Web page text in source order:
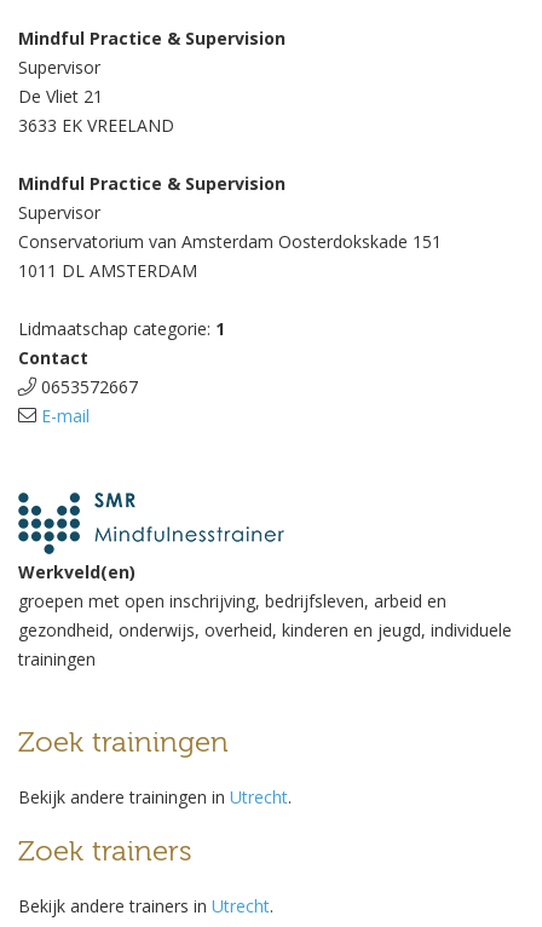
Mindful Practice & Supervision
Supervisor
De Vliet 21
3633 EK VREELAND
Mindful Practice & Supervision
Supervisor
Conservatorium van Amsterdam Oosterdokskade 151
1011 DL AMSTERDAM
Lidmaatschap categorie: 1
Contact
0653572667
E-mail
Werkveld(en)
groepen met open inschrijving, bedrijfsleven, arbeid en
gezondheid, onderwijs, overheid, kinderen en jeugd, individuele
trainingen
Zoek trainingen
Bekijk andere trainingen in Utrecht.
Zoek trainers
Bekijk andere trainers in Utrecht.